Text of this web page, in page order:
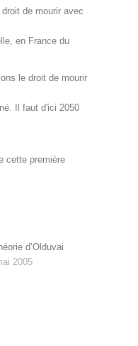
de mourir avec
en France du
le droit de mourir
Il faut d'ici 2050
cette première
d’Olduvai
2005